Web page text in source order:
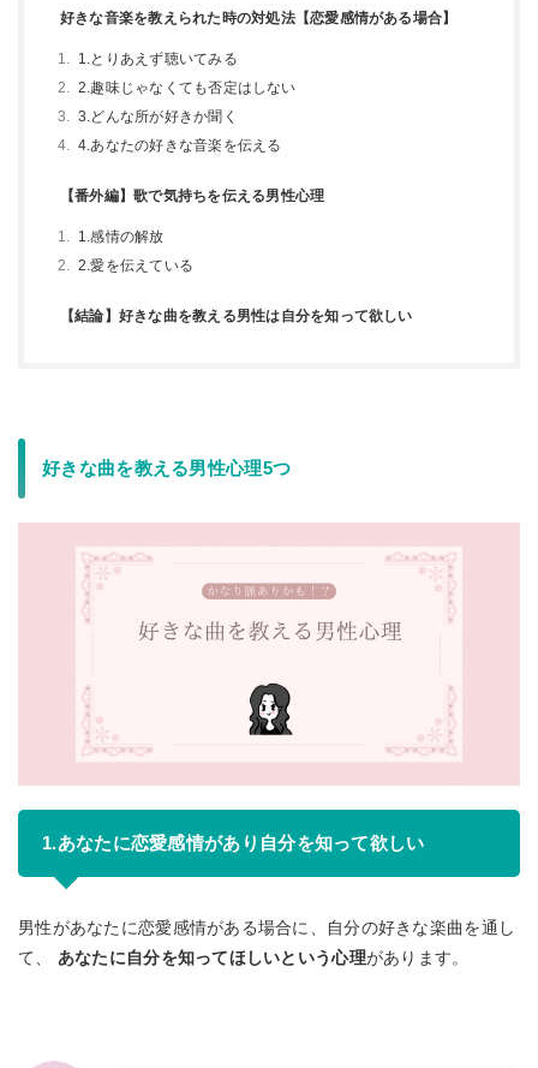
好きな音楽を教えられた時の対処法【恋愛感情がある場合】
1.とりあえず聴いてみる
2.趣味じゃなくても否定はしない
3.どんな所が好きか聞く
4.あなたの好きな音楽を伝える
【番外編】歌で気持ちを伝える男性心理
1.感情の解放
2.愛を伝えている
【結論】好きな曲を教える男性は自分を知って欲しい
好きな曲を教える男性心理5つ
1.あなたに恋愛感情があり自分を知って欲しい
男性があなたに恋愛感情がある場合に、自分の好きな楽曲を通し
て、
あなたに自分を知ってほしいという心理があります。